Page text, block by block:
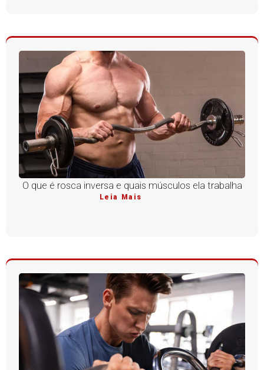
O que é rosca inversa e quais músculos ela trabalha
Leia Mais